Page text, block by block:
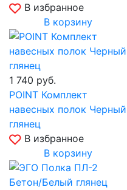
В избранное
В корзину
1 740 руб.
POINT Комплект
навесных полок Черный
глянец
В избранное
В корзину